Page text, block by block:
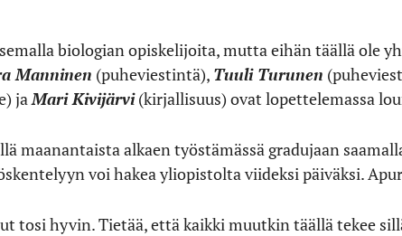
biologian opiskelijoita, mutta eihän täällä ole
Manninen (puheviestintä), Tuuli Turunen
ja Mari Kivijärvi(kirjallisuus) ovat lopettelemassa
maanantaista alkaen työstämässä gradujaan
voi hakea yliopistolta viideksi päiväksi.
tosi hyvin. Tietää, että kaikki muutkin täällä tekee